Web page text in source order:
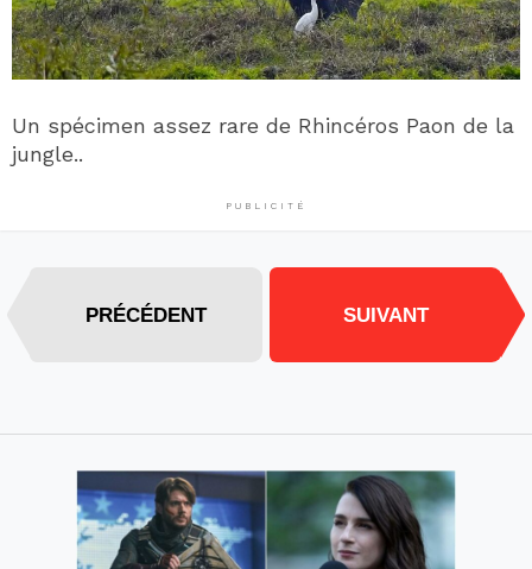
Un spécimen assez rare de Rhincéros Paon de la
jungle..
PUBLICITÉ
PRÉCÉDENT SUIVANT